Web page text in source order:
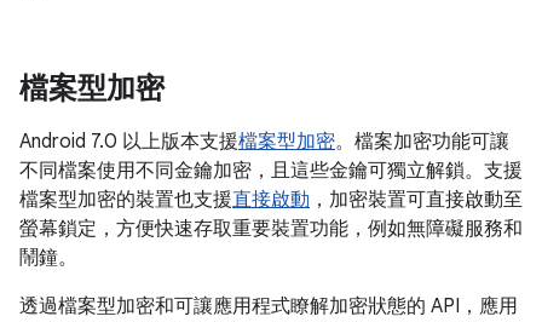
檔案型加密
Android 7.0 以上版本支援檔案型加密。檔案加密功能可讓
不同檔案使用不同金鑰加密，且這些金鑰可獨立解鎖。支援
檔案型加密的裝置也支援直接啟動 ，加密裝置可直接啟動至
螢幕鎖定，方便快速存取重要裝置功能，例如無障礙服務和
鬧鐘。
透過檔案型加密和可讓應用程式瞭解加密狀態的 API，應用